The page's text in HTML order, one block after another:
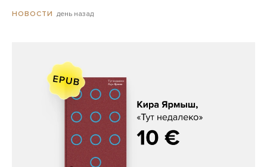
НОВОСТИ день назад